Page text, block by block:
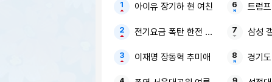
아이유 장기하 현 여친
전기요금 폭탄 한전 에어컨 절전법
이재명 장동혁 추미애
트럼
삼성
경기